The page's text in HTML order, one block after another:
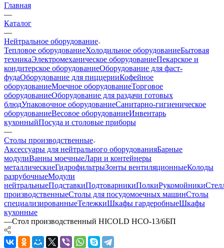
Главная
—
Каталог
—
Нейтральное оборудование
Тепловое оборудованиеХолодильное оборудованиеБытовая
техникаЭлектромеханическое оборудованиеПекарское и
кондитерское оборудованиеОборудование для фаст-
фудаОборудование для пиццерииКофейное
оборудованиеМоечное оборудованиеТорговое
оборудованиеОборудование для раздачи готовых
блюдУпаковочное оборудованиеСанитарно-гигиеническое
оборудованиеВесовое оборудованиеИнвентарь
кухонныйПосуда и столовые приборы
—
Столы производственные
Аксессуары для нейтрального оборудованияБарные
модулиВанны моечныеЛари и контейнеры
металлическиеГидрофильтрыЗонты вентиляционныеКолоды
разрубочныеМодули
нейтральныеПодставкиПодтоварникиПолкиРукомойники
производственныеСтолы для посудомоечных машинСтолы
специализированныеТележкиШкафы гардеробныеШкафы
кухонные
—Стол производственный HICOLD НСО-13/6БП